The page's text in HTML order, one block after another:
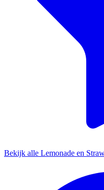
Bekijk alle Lemonade en